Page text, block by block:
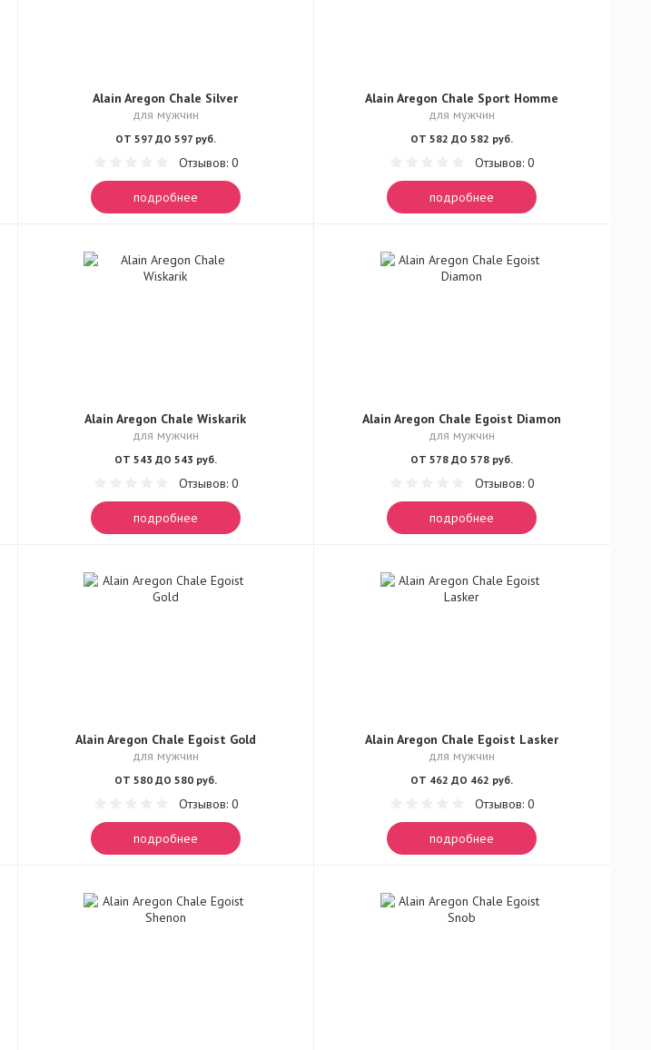
Alain Aregon Chale Silver
для мужчин
ОТ 597 ДО 597 руб.
Отзывов: 0
подробнее
Alain Aregon Chale Sport Homme
для мужчин
ОТ 582 ДО 582 руб.
Отзывов: 0
подробнее
Alain Aregon Chale Wiskarik
для мужчин
ОТ 543 ДО 543 руб.
Отзывов: 0
подробнее
Alain Aregon Chale Egoist Diamon
для мужчин
ОТ 578 ДО 578 руб.
Отзывов: 0
подробнее
Alain Aregon Chale Egoist Gold
для мужчин
ОТ 580 ДО 580 руб.
Отзывов: 0
подробнее
Alain Aregon Chale Egoist Lasker
для мужчин
ОТ 462 ДО 462 руб.
Отзывов: 0
подробнее